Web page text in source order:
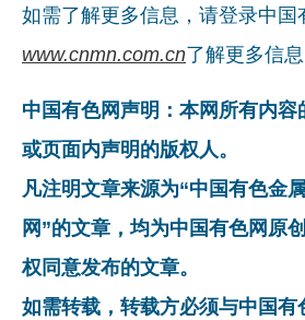
如需了解更多信息，请登录中国
www.cnmn.com.cn了解更多信息
中国有色网声明：本网所有内容
或页面内声明的版权人。
凡注明文章来源为“中国有色金
网”的文章，均为中国有色网原
权同意发布的文章。
如需转载，转载方必须与中国有